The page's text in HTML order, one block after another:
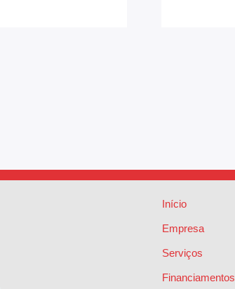
Início
Empresa
Serviços
Financiamentos